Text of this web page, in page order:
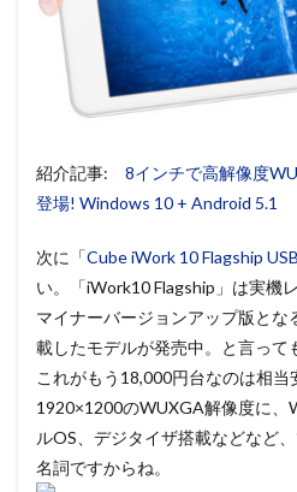
紹介記事: 8インチで高解像度
登場! Windows 10 + Android 5.1
次に「Cube iWork 10 Flagship
い。「iWork10 Flagship」は実機
マイナーバージョンアップ版とな
載したモデルが発売中。と言って
これがもう18,000円台なのは相当
1920×1200のWUXGA解像度に
ルOS、デジタイザ搭載などなど
名詞ですからね。